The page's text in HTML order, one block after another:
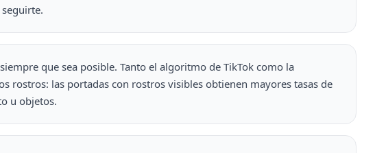
que sea posible. Tanto el algoritmo de TikTok como la
rostros: las portadas con rostros visibles obtienen mayores tasas de
u objetos.